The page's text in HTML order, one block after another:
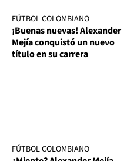
FÚTBOL COLOMBIANO
¡Buenas nuevas! Alexander
Mejía conquistó un nuevo
título en su carrera
FÚTBOL COLOMBIANO